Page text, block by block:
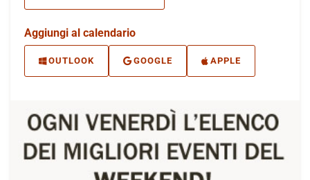
Aggiungi al calendario
OUTLOOK GOOGLE APPLE